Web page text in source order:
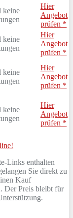
keine
Hier
Angebot
prüfen *
keine
Hier
Angebot
prüfen *
keine
Hier
Angebot
prüfen *
keine
Hier
Angebot
prüfen *
Links enthalten
Sie direkt zu
Kauf
Der Preis bleibt für